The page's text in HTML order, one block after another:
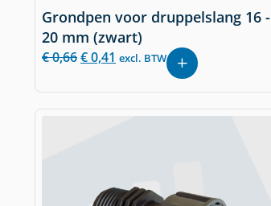
Grondpen voor druppelslang 16 -
20 mm (zwart)
€0,66€0,41 excl. BTW